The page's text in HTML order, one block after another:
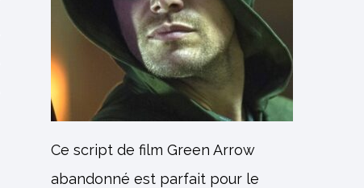
Ce script de film Green Arrow
abandonné est parfait pour le